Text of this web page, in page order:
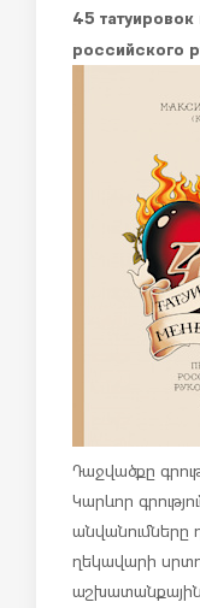
45
российского
Դաջվածքը
Կարևոր
անվանումները
ղեկավարի